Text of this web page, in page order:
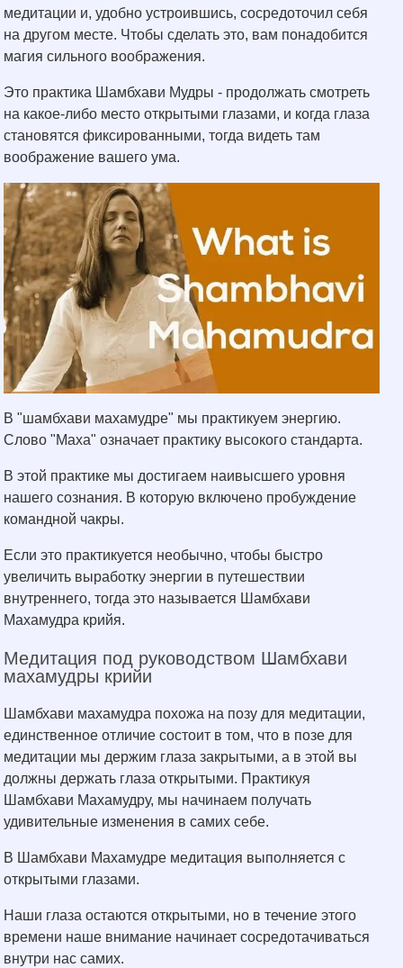
медитации и, удобно устроившись, сосредоточил себя
на другом месте. Чтобы сделать это, вам понадобится
магия сильного воображения.
Это практика Шамбхави Мудры - продолжать смотреть
на какое-либо место открытыми глазами, и когда глаза
становятся фиксированными, тогда видеть там
воображение вашего ума.
В "шамбхави махамудре" мы практикуем энергию.
Слово "Маха" означает практику высокого стандарта.
В этой практике мы достигаем наивысшего уровня
нашего сознания. В которую включено пробуждение
командной чакры.
Если это практикуется необычно, чтобы быстро
увеличить выработку энергии в путешествии
внутреннего, тогда это называется Шамбхави
Махамудра крийя.
Медитация под руководством Шамбхави
махамудры крийи
Шамбхави махамудра похожа на позу для медитации,
единственное отличие состоит в том, что в позе для
медитации мы держим глаза закрытыми, а в этой вы
должны держать глаза открытыми. Практикуя
Шамбхави Махамудру, мы начинаем получать
удивительные изменения в самих себе.
В Шамбхави Махамудре медитация выполняется с
открытыми глазами.
Наши глаза остаются открытыми, но в течение этого
времени наше внимание начинает сосредотачиваться
внутри нас самих.